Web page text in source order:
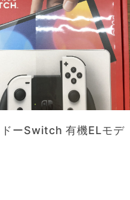
ドーSwitch 有機ELモデ